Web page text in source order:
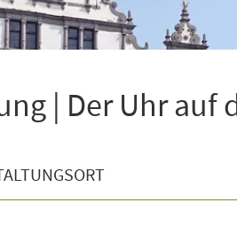
| Der Uhr auf